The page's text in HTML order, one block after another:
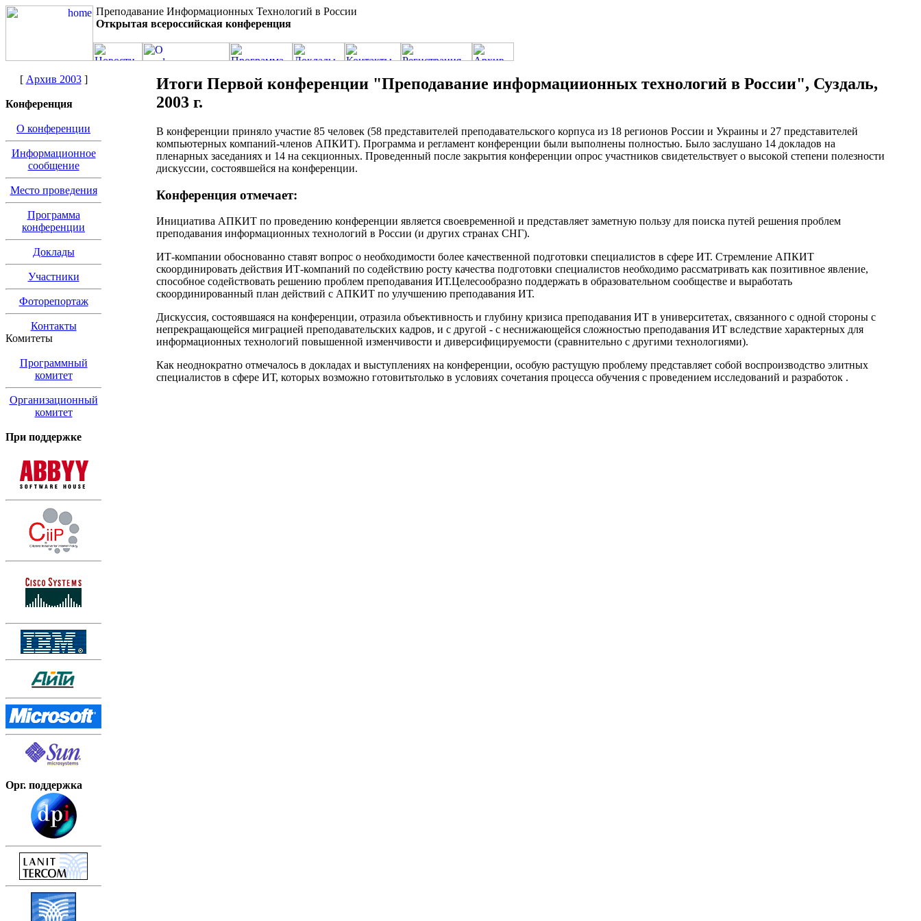
Преподавание Информационных Технологий в России
Открытая всероссийская конференция
[ Архив 2003]
Конференция
О конференции
Информационное
сообщение
Место проведения
Программа
конференции
Доклады
Участники
Фоторепортаж
Контакты
Комитеты
Программный
комитет
Организационный
комитет
При поддержке
Орг. поддержка
Итоги Первой конференции "Преподавание информациионных технологий в России", Суздаль,
2003 г.
В конференции приняло участие 85 человек (58 представителей преподавательского корпуса из 18 регионов России и Украины и 27 представителей
компьютерных компаний-членов АПКИТ). Программа и регламент конференции были выполнены полностью. Было заслушано 14 докладов на
пленарных заседаниях и 14 на секционных. Проведенный после закрытия конференции опрос участников свидетельствует о высокой степени полезности
дискуссии, состоявшейся на конференции.
Конференция отмечает:
Инициатива АПКИТ по проведению конференции является своевременной и представляет заметную пользу для поиска путей решения проблем
преподавания информационных технологий в России (и других странах СНГ).
ИТ-компании обоснованно ставят вопрос о необходимости более качественной подготовки специалистов в сфере ИТ. Стремление АПКИТ
скоординировать действия ИТ-компаний по содействию росту качества подготовки специалистов необходимо рассматривать как позитивное явление,
способное содействовать решению проблем преподавания ИТ.Целесообразно поддержать в образовательном сообществе и выработать
скоординированный план действий с АПКИТ по улучшению преподавания ИТ.
Дискуссия, состоявшаяся на конференции, отразила объективность и глубину кризиса преподавания ИТ в университетах, связанного с одной стороны с
непрекращающейся миграцией преподавательских кадров, и с другой - с неснижающейся сложностью преподавания ИТ вследствие характерных для
информационных технологий повышенной изменчивости и диверсифицируемости (сравнительно с другими технологиями).
Как неоднократно отмечалось в докладах и выступлениях на конференции, особую растущую проблему представляет собой воспроизводство элитных
специалистов в сфере ИТ, которых возможно готовитьтолько в условиях сочетания процесса обучения с проведением исследований и разработок .